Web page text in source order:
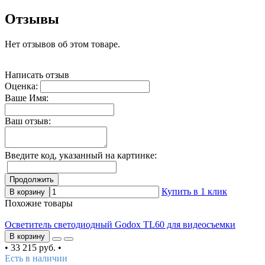
Отзывы
Нет отзывов об этом товаре.
Написать отзыв
Оценка:
Ваше Имя:
Ваш отзыв:
Введите код, указанный на картинке:
Продолжить
В корзину
Купить в 1 клик
Похожие товары
Осветитель светодиодный Godox TL60 для видеосъемки
В корзину
• 33 215 руб. •
Есть в наличии